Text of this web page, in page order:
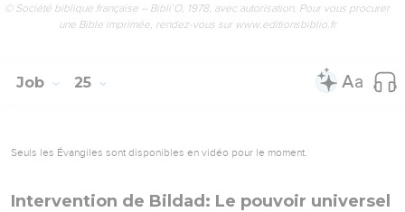
© Société biblique française – Bibli’O, 1978, avec autorisation. Pour vous procurer
une Bible imprimée, rendez-vous sur www.editionsbiblio.fr
Job 25
Seuls les Évangiles sont disponibles en vidéo pour le moment.
Intervention de Bildad: Le pouvoir universel